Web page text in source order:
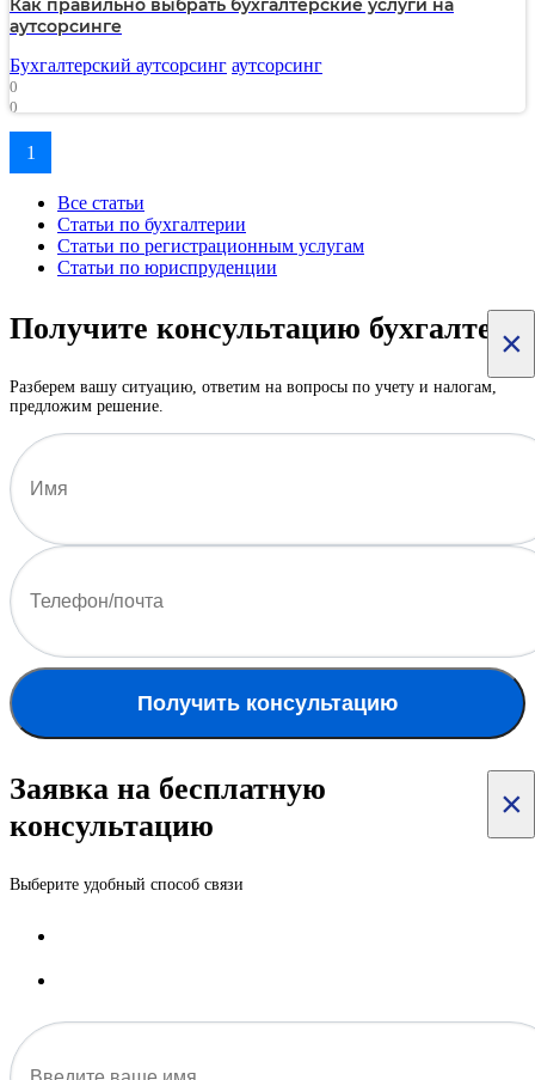
Как правильно выбрать бухгалтерские услуги на
аутсорсинге
Бухгалтерский аутсорсинг аутсорсинг
0
0
1719
1
Все статьи
Статьи по бухгалтерии
Статьи по регистрационным услугам
Статьи по юриспруденции
×
Получите консультацию бухгалтера
Разберем вашу ситуацию, ответим на вопросы по учету и налогам,
предложим решение.
Получить консультацию
×
Заявка на бесплатную
консультацию
Выберите удобный способ связи